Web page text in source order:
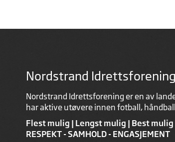
Nordstrand Idrettsforening
Nordstrand Idrettsforening er en av
har aktive utøvere innen fotball,
Flest mulig | Lengst mulig | Best mulig
RESPEKT - SAMHOLD - ENGASJEMENT